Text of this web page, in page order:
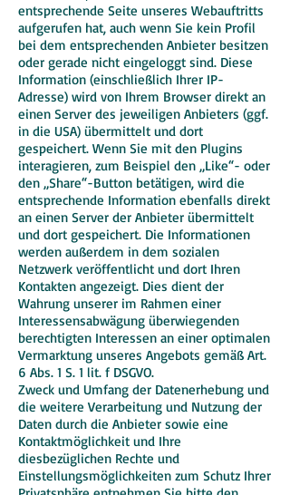
entsprechende Seite unseres Webauftritts
aufgerufen hat, auch wenn Sie kein Profil
bei dem entsprechenden Anbieter besitzen
oder gerade nicht eingeloggt sind. Diese
Information (einschließlich Ihrer IP-
Adresse) wird von Ihrem Browser direkt an
einen Server des jeweiligen Anbieters (ggf.
in die USA) übermittelt und dort
gespeichert. Wenn Sie mit den Plugins
interagieren, zum Beispiel den „Like“- oder
den „Share“-Button betätigen, wird die
entsprechende Information ebenfalls direkt
an einen Server der Anbieter übermittelt
und dort gespeichert. Die Informationen
werden außerdem in dem sozialen
Netzwerk veröffentlicht und dort Ihren
Kontakten angezeigt. Dies dient der
Wahrung unserer im Rahmen einer
Interessensabwägung überwiegenden
berechtigten Interessen an einer optimalen
Vermarktung unseres Angebots gemäß Art.
6 Abs. 1 S. 1 lit. f DSGVO.
Zweck und Umfang der Datenerhebung und
die weitere Verarbeitung und Nutzung der
Daten durch die Anbieter sowie eine
Kontaktmöglichkeit und Ihre
diesbezüglichen Rechte und
Einstellungsmöglichkeiten zum Schutz Ihrer